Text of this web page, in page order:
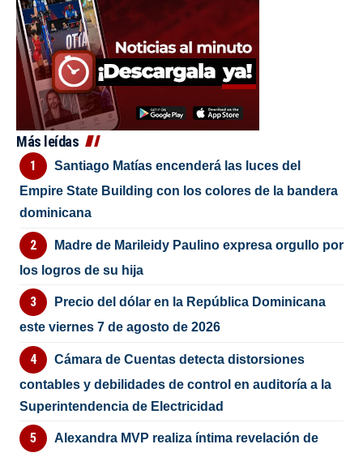
Más leídas
Santiago Matías encenderá las luces del
Empire State Building con los colores de la bandera
dominicana
Madre de Marileidy Paulino expresa orgullo por
los logros de su hija
Precio del dólar en la República Dominicana
este viernes 7 de agosto de 2026
Cámara de Cuentas detecta distorsiones
contables y debilidades de control en auditoría a la
Superintendencia de Electricidad
Alexandra MVP realiza íntima revelación de